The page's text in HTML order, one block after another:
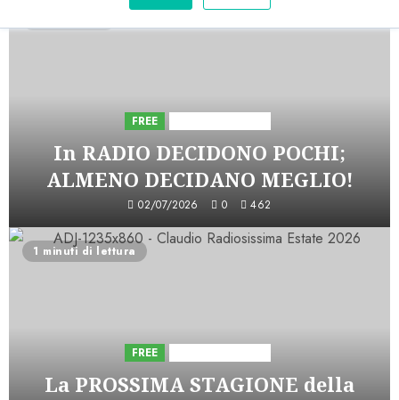
FREE
In RADIO DECIDONO POCHI;
ALMENO DECIDANO MEGLIO!
02/07/2026 0 462
1 minuti di lettura
FREE
La PROSSIMA STAGIONE della